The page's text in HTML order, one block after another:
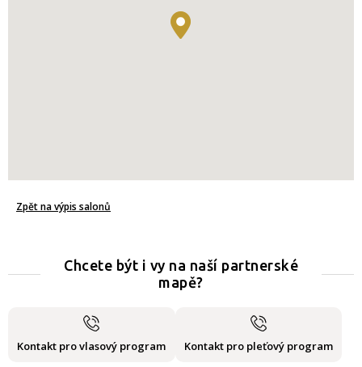
Zpět na výpis salonů
Chcete být i vy na naší partnerské
mapě?
Kontakt pro vlasový program Kontakt pro pleťový program